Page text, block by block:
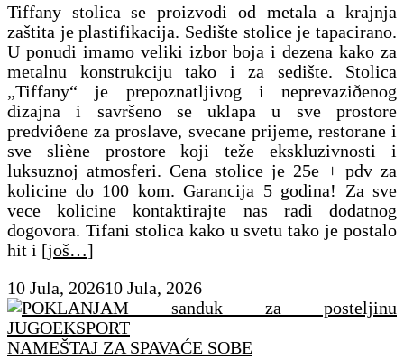
Tiffany stolica se proizvodi od metala a krajnja
zaštita je plastifikacija. Sedište stolice je tapacirano.
U ponudi imamo veliki izbor boja i dezena kako za
metalnu konstrukciju tako i za sedište. Stolica
„Tiffany“ je prepoznatljivog i neprevaziðenog
dizajna i savršeno se uklapa u sve prostore
predviðene za proslave, svecane prijeme, restorane i
sve sliène prostore koji teže ekskluzivnosti i
luksuznoj atmosferi. Cena stolice je 25e + pdv za
kolicine do 100 kom. Garancija 5 godina! Za sve
vece kolicine kontaktirajte nas radi dodatnog
dogovora. Tifani stolica kako u svetu tako je postalo
hit i [još…]
10 Jula, 202610 Jula, 2026
NAMEŠTAJ ZA SPAVAĆE SOBE